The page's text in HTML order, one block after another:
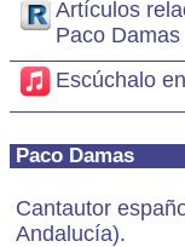
Artículos
Paco Damas
Escúchalo
Paco Damas
Cantautor
Andalucía).